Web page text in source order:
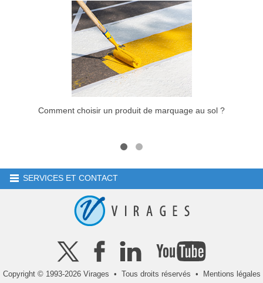
Comment choisir un produit de marquage au sol ?
SERVICES ET CONTACT
Copyright © 1993-2026 Virages • Tous droits réservés • Mentions légales